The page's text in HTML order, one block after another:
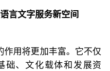
言文字服务新空间
作用将更加丰富。它不仅
础、文化载体和发展资